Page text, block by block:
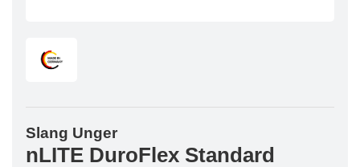
Slang Unger
nLITE DuroFlex Standard